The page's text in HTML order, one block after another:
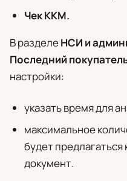
Чек ККМ.
В разделеНСИ и
Последний
настройки:
указать время для
максимальное
будет предлагаться
документ.